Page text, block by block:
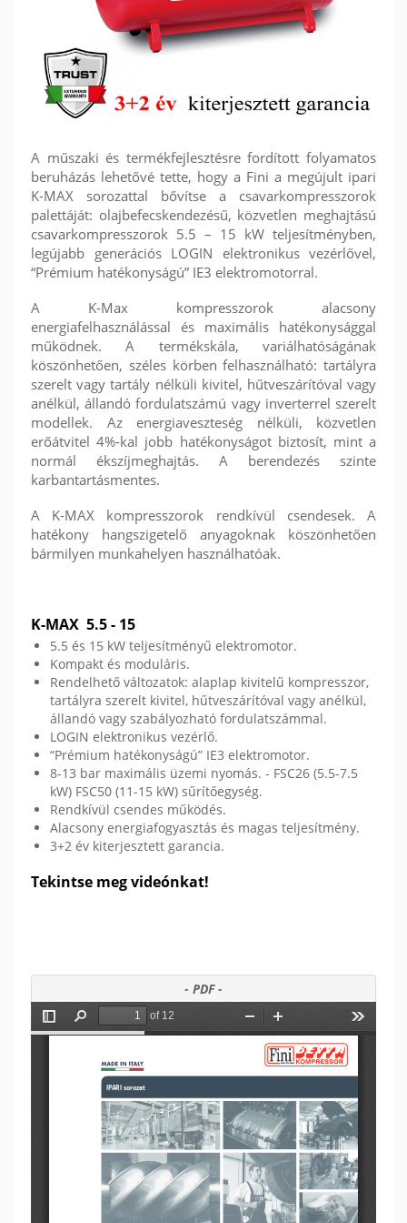
A műszaki és termékfejlesztésre fordított folyamatos
beruházás lehetővé tette, hogy a Fini a megújult ipari
K-MAX sorozattal bővítse a csavarkompresszorok
palettáját: olajbefecskendezésű, közvetlen meghajtású
csavarkompresszorok 5.5 – 15 kW teljesítményben,
legújabb generációs LOGIN elektronikus vezérlővel,
“Prémium hatékonyságú” IE3 elektromotorral.
A K-Max kompresszorok alacsony
energiafelhasználással és maximális hatékonysággal
működnek. A termékskála, variálhatóságának
köszönhetően, széles körben felhasználható: tartályra
szerelt vagy tartály nélküli kivitel, hűtveszárítóval vagy
anélkül, állandó fordulatszámú vagy inverterrel szerelt
modellek. Az energiaveszteség nélküli, közvetlen
erőátvitel 4%-kal jobb hatékonyságot biztosít, mint a
normál ékszíjmeghajtás. A berendezés szinte
karbantartásmentes.
A K-MAX kompresszorok rendkívül csendesek. A
hatékony hangszigetelő anyagoknak köszönhetően
bármilyen munkahelyen használhatóak.
K-MAX 5.5 - 15
5.5 és 15 kW teljesítményű elektromotor.
Kompakt és moduláris.
Rendelhető változatok: alaplap kivitelű kompresszor,
tartályra szerelt kivitel, hűtveszárítóval vagy anélkül,
állandó vagy szabályozható fordulatszámmal.
LOGIN elektronikus vezérlő.
“Prémium hatékonyságú” IE3 elektromotor.
8-13 bar maximális üzemi nyomás. - FSC26 (5.5-7.5
kW) FSC50 (11-15 kW) sűrítőegység.
Rendkívül csendes működés.
Alacsony energiafogyasztás és magas teljesítmény.
3+2 év kiterjesztett garancia.
Tekintse meg videónkat!